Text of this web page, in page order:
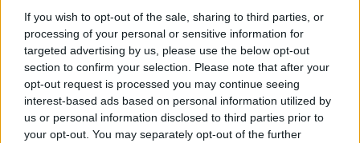
If you wish to opt-out of the sale, sharing to third parties, or
processing of your personal or sensitive information for
targeted advertising by us, please use the below opt-out
section to confirm your selection. Please note that after your
opt-out request is processed you may continue seeing
interest-based ads based on personal information utilized by
us or personal information disclosed to third parties prior to
your opt-out. You may separately opt-out of the further